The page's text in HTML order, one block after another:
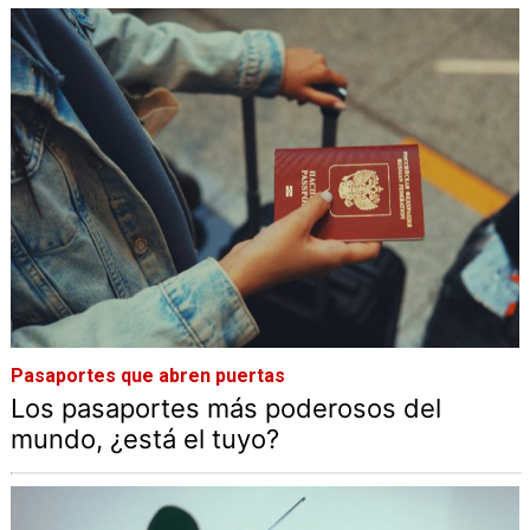
Pasaportes que abren puertas
Los pasaportes más poderosos del
mundo, ¿está el tuyo?